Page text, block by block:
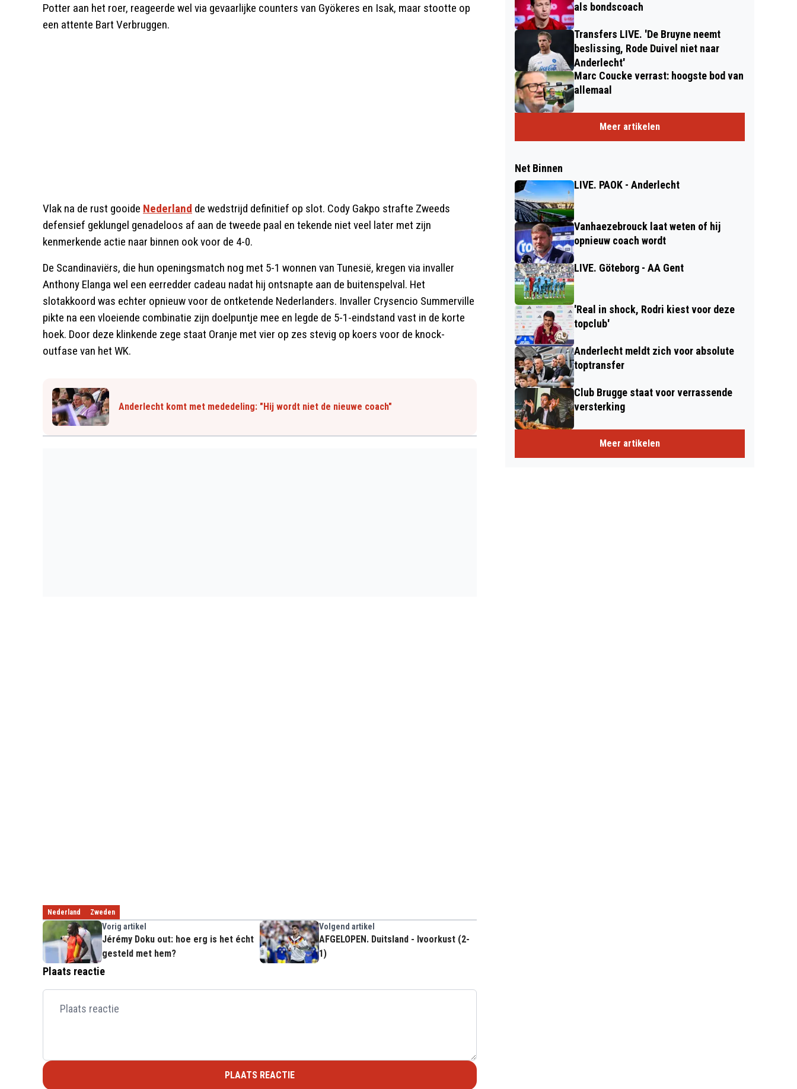
Potter aan het roer, reageerde wel via gevaarlijke counters van Gyökeres en Isak, maar stootte op
een attente Bart Verbruggen.
Vlak na de rust gooide Nederland de wedstrijd definitief op slot. Cody Gakpo strafte Zweeds
defensief geklungel genadeloos af aan de tweede paal en tekende niet veel later met zijn
kenmerkende actie naar binnen ook voor de 4-0.
De Scandinaviërs, die hun openingsmatch nog met 5-1 wonnen van Tunesië, kregen via invaller
Anthony Elanga wel een eerredder cadeau nadat hij ontsnapte aan de buitenspelval. Het
slotakkoord was echter opnieuw voor de ontketende Nederlanders. Invaller Crysencio Summerville
pikte na een vloeiende combinatie zijn doelpuntje mee en legde de 5-1-eindstand vast in de korte
hoek. Door deze klinkende zege staat Oranje met vier op zes stevig op koers voor de knock-
outfase van het WK.
Anderlecht komt met mededeling: "Hij wordt niet de nieuwe coach"
Nederland Zweden
Vorig artikel
Jérémy Doku out: hoe erg is het écht
gesteld met hem?
Volgend artikel
AFGELOPEN. Duitsland - Ivoorkust (2-
1)
Plaats reactie
PLAATS REACTIE
als bondscoach
Transfers LIVE. 'De Bruyne neemt
beslissing, Rode Duivel niet naar
Anderlecht'
Marc Coucke verrast: hoogste bod van
allemaal
Meer artikelen
Net Binnen
LIVE. PAOK - Anderlecht
Vanhaezebrouck laat weten of hij
opnieuw coach wordt
LIVE. Göteborg - AA Gent
'Real in shock, Rodri kiest voor deze
topclub'
Anderlecht meldt zich voor absolute
toptransfer
Club Brugge staat voor verrassende
versterking
Meer artikelen